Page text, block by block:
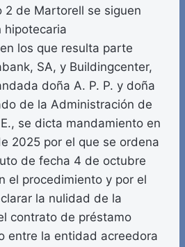
2 de Martorell se siguen
hipotecaria
los que resulta parte
SA, y Buildingcenter,
doña A. P. P. y doña
de la Administración de
se dicta mandamiento en
2025 por el que se ordena
de fecha 4 de octubre
el procedimiento y por el
la nulidad de la
contrato de préstamo
entre la entidad acreedora